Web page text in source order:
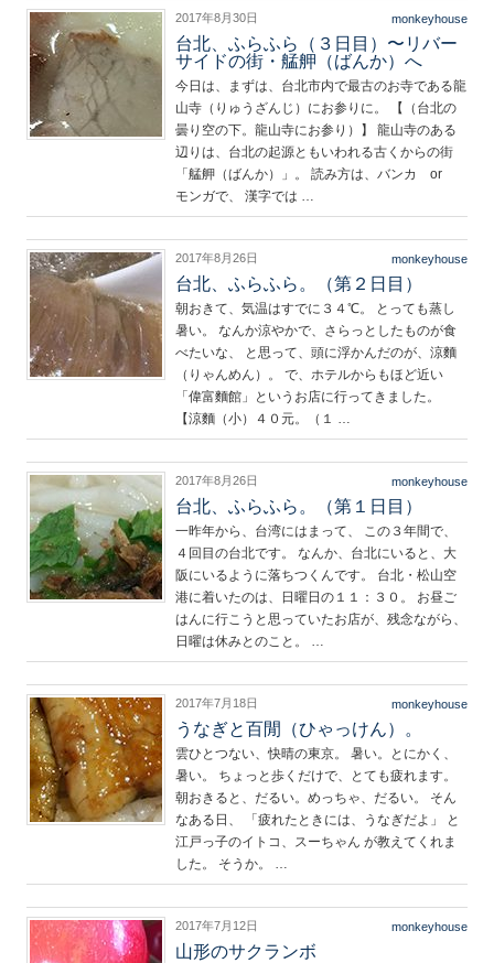
2017年8月30日 monkeyhouse
台北、ふらふら（３日目）〜リバー
サイドの街・艋舺（ばんか）へ
今日は、まずは、台北市内で最古のお寺である龍
山寺（りゅうざんじ）にお参りに。 【（台北の
曇り空の下。龍山寺にお参り）】 龍山寺のある
辺りは、台北の起源ともいわれる古くからの街
「艋舺（ばんか）」。 読み方は、バンカ or
モンガで、 漢字では …
2017年8月26日 monkeyhouse
台北、ふらふら。（第２日目）
朝おきて、気温はすでに３４℃。 とっても蒸し
暑い。 なんか涼やかで、さらっとしたものが食
べたいな、 と思って、頭に浮かんだのが、涼麵
（りゃんめん）。 で、ホテルからもほど近い
「偉富麵館」というお店に行ってきました。
【涼麵（小）４０元。（１ …
2017年8月26日 monkeyhouse
台北、ふらふら。（第１日目）
一昨年から、台湾にはまって、 この３年間で、
４回目の台北です。 なんか、台北にいると、大
阪にいるように落ちつくんです。 台北・松山空
港に着いたのは、日曜日の１１：３０。 お昼ご
はんに行こうと思っていたお店が、残念ながら、
日曜は休みとのこと。 …
2017年7月18日 monkeyhouse
うなぎと百閒（ひゃっけん）。
雲ひとつない、快晴の東京。 暑い。とにかく、
暑い。 ちょっと歩くだけで、とても疲れます。
朝おきると、だるい。めっちゃ、だるい。 そん
なある日、 「疲れたときには、うなぎだよ」 と
江戸っ子のイトコ、スーちゃん が教えてくれま
した。 そうか。 …
2017年7月12日 monkeyhouse
山形のサクランボ